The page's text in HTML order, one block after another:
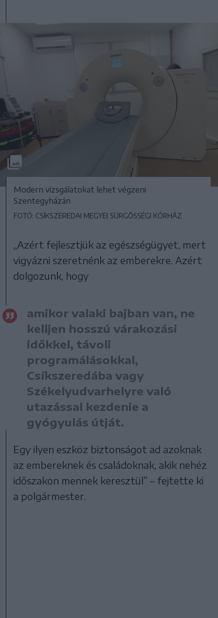
Modern vizsgálatokat lehet végzeni
Szentegyházán
FOTÓ: CSÍKSZEREDAI MEGYEI SÜRGŐSSÉGI KÓRHÁZ
„Azért fejlesztjük az egészségügyet, mert
vigyázni szeretnénk az emberekre. Azért
dolgozunk, hogy
amikor valaki bajban van, ne
kelljen hosszú várakozási
időkkel, távoli
programálásokkal,
Csíkszeredába vagy
Székelyudvarhelyre való
utazással kezdenie a
gyógyulás útját.
Egy ilyen eszköz biztonságot ad azoknak
az embereknek és családoknak, akik nehéz
időszakon mennek keresztül” – fejtette ki
a polgármester.